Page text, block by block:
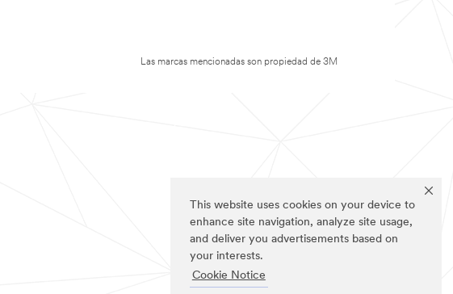
This website uses cookies on your device to
enhance site navigation, analyze site usage,
and deliver you advertisements based on
your interests.
Cookie Notice
Las marcas mencionadas son propiedad de 3M